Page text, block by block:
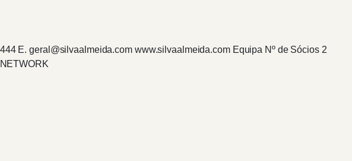
E. geral@silvaalmeida.com www.silvaalmeida.com Equipa Nº de Sócios 2